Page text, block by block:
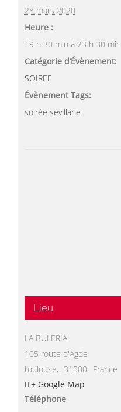
28 mars 2020
Heure :
19 h 30 min à 23 h 30 min
Catégorie d’Évènement:
SOIREE
Évènement Tags:
soirée sevillane
Lieu
LA BULERIA
105 route d'Agde
toulouse, 31500
France
+ Google Map
Téléphone